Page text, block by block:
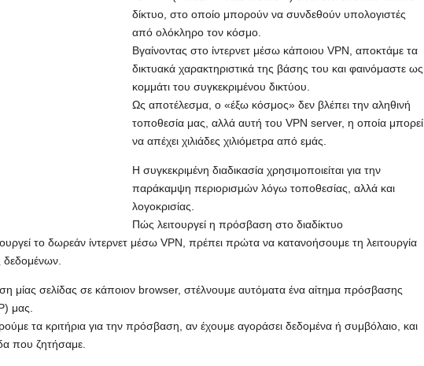
δίκτυο, στο οποίο μπορούν να συνδεθούν υπολογιστές
από ολόκληρο τον κόσμο.
Βγαίνοντας στο ίντερνετ μέσω κάποιου VPN, αποκτάμε τα
δικτυακά χαρακτηριστικά της βάσης του και φαινόμαστε ως
κομμάτι του συγκεκριμένου δικτύου.
Ως αποτέλεσμα, ο «έξω κόσμος» δεν βλέπει την αληθινή
τοποθεσία μας, αλλά αυτή του VPN server, η οποία μπορεί
να απέχει χιλιάδες χιλιόμετρα από εμάς.
Η συγκεκριμένη διαδικασία χρησιμοποιείται για την
παράκαμψη περιορισμών λόγω τοποθεσίας, αλλά και
λογοκρισίας.
Πώς λειτουργεί η πρόσβαση στο διαδίκτυο
το δωρεάν ίντερνετ μέσω VPN, πρέπει πρώτα να κατανοήσουμε τη λειτουργία
μίας σελίδας σε κάποιον browser, στέλνουμε αυτόματα ένα αίτημα πρόσβασης
μας.
τα κριτήρια για την πρόσβαση, αν έχουμε αγοράσει δεδομένα ή συμβόλαιο, και
που ζητήσαμε.